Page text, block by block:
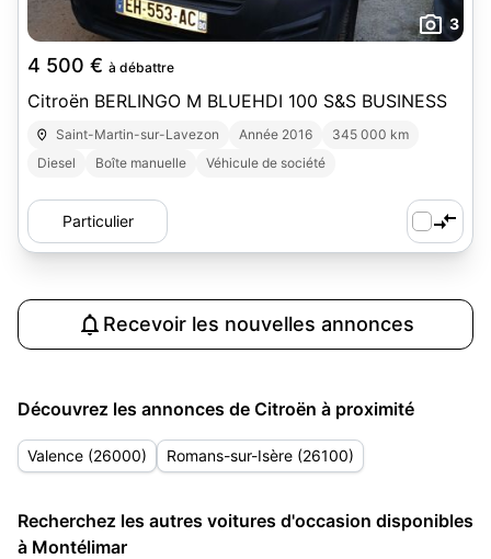
3
4 500 € à débattre
Citroën BERLINGO M BLUEHDI 100 S&S BUSINESS
Saint-Martin-sur-Lavezon Année 2016
345 000 km
Diesel
Boîte manuelle Véhicule de société
Particulier
Recevoir les nouvelles annonces
Découvrez les annonces de Citroën à proximité
Valence (26000) Romans-sur-Isère (26100)
Recherchez les autres voitures d'occasion disponibles
à Montélimar